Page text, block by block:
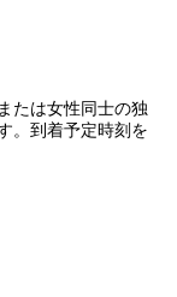
たは女性同士の独
。到着予定時刻を